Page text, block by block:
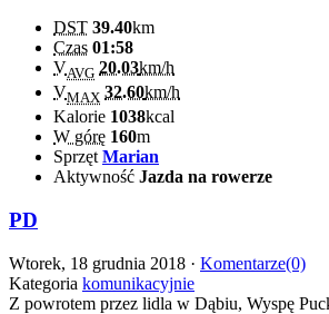
DST 39.40km
Czas 01:58
VAVG 20.03km/h
VMAX 32.60km/h
Kalorie 1038kcal
W górę 160m
Sprzęt Marian
Aktywność Jazda na rowerze
PD
Wtorek, 18 grudnia 2018 · Komentarze(0)
Kategoria komunikacyjnie
Z powrotem przez lidla w Dąbiu, Wyspę